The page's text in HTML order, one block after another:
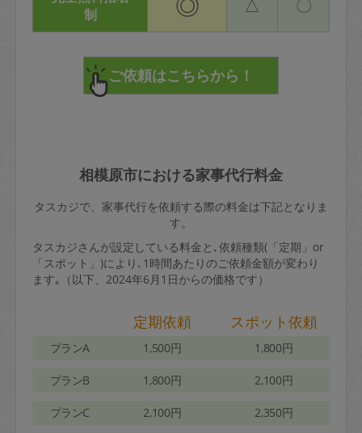
制
△ 〇
相模原市における家事代行料金
タスカジで、家事代行を依頼する際の料金は下記となりま
す。
タスカジさんが設定している料金と､依頼種類(「定期」or
「スポット」)により､1時間あたりのご依頼金額が変わり
ます｡（以下、2024年6月1日からの価格です）
定期依頼 スポット依頼
プランA 1,500円 1,800円
プランB 1,800円 2,100円
プランC 2,100円 2,350円